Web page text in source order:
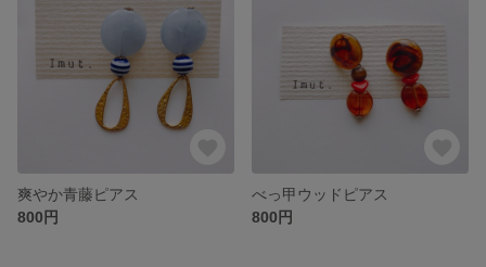
爽やか青藤ピアス
800円
べっ甲ウッドピアス
800円